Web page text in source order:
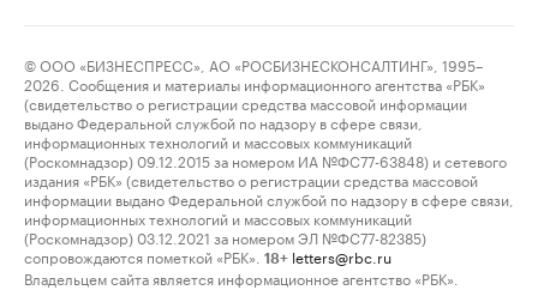
© ООО «БИЗНЕСПРЕСС», АО «РОСБИЗНЕСКОНСАЛТИНГ», 1995–
2026. Сообщения и материалы информационного агентства «РБК»
(свидетельство о регистрации средства массовой информации
выдано Федеральной службой по надзору в сфере связи,
информационных технологий и массовых коммуникаций
(Роскомнадзор) 09.12.2015 за номером ИА №ФС77-63848) и сетевого
издания «РБК» (свидетельство о регистрации средства массовой
информации выдано Федеральной службой по надзору в сфере связи,
информационных технологий и массовых коммуникаций
(Роскомнадзор) 03.12.2021 за номером ЭЛ №ФС77-82385)
сопровождаются пометкой «РБК».
18+ letters@rbc.ru
Владельцем сайта является информационное агентство «РБК».